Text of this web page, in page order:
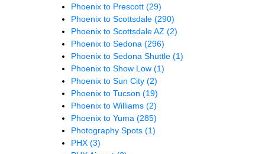
Phoenix to Prescott (29)
Phoenix to Scottsdale (290)
Phoenix to Scottsdale AZ (2)
Phoenix to Sedona (296)
Phoenix to Sedona Shuttle (1)
Phoenix to Show Low (1)
Phoenix to Sun City (2)
Phoenix to Tucson (19)
Phoenix to Williams (2)
Phoenix to Yuma (285)
Photography Spots (1)
PHX (3)